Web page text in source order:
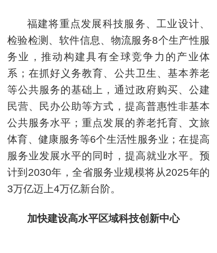
福建将重点发展科技服务、工业设计、
检验检测、软件信息、物流服务8个生产性服
务业，推动构建具有全球竞争力的产业体
系；在抓好义务教育、公共卫生、基本养老
等公共服务的基础上，通过政府购买、公建
民营、民办公助等方式，提高普惠性非基本
公共服务水平；重点发展的养老托育、文旅
体育、健康服务等6个生活性服务业；在提高
服务业发展水平的同时，提高就业水平。预
计到2030年，全省服务业规模将从2025年的
3万亿迈上4万亿新台阶。
加快建设高水平区域科技创新中心